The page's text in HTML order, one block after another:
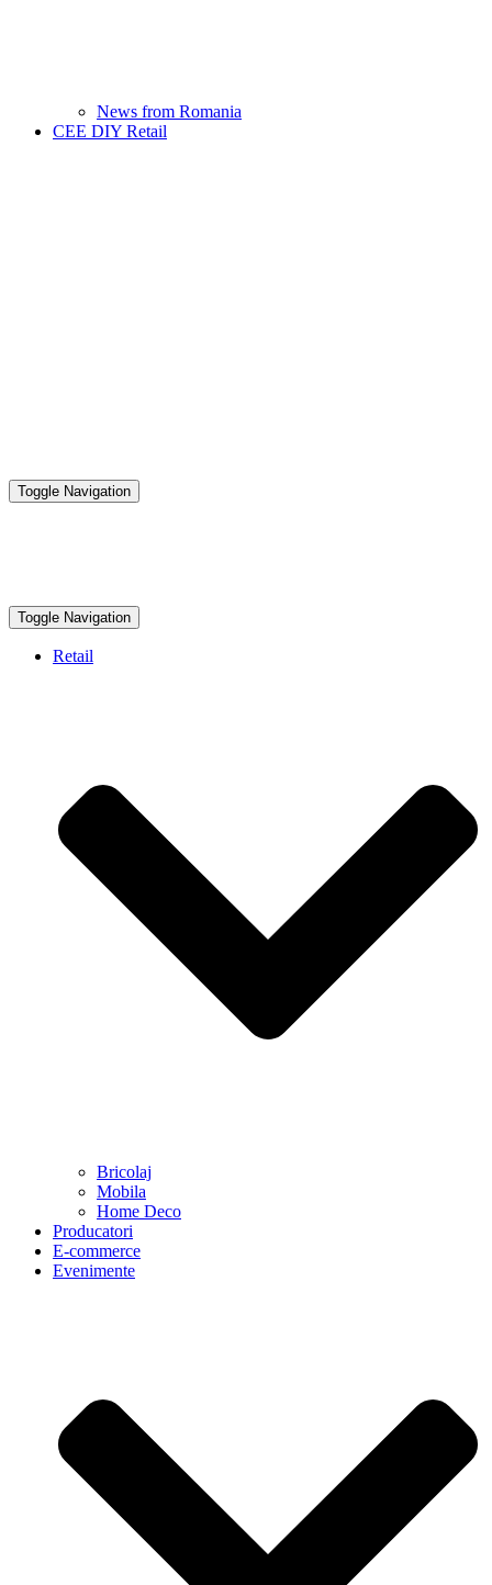
News from Romania
CEE DIY Retail
Toggle Navigation
Toggle Navigation
Retail
Bricolaj
Mobila
Home Deco
Producatori
E-commerce
Evenimente